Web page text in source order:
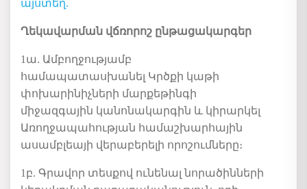
այստեղ.
Ղեկավարման վճռորոշ ընթացակարգեր
1ա. Ամբողջությամբ
համապատասխանել Կրծքի կաթի
փոխարինիչների մարքեթինգի
միջազգային կանոնակարգին և կիրարկել
Առողջապահության համաշխարհային
ասամբլեայի վերաբերելի որոշումները։
1բ. Գրավոր տեսքով ունենալ նորածինների